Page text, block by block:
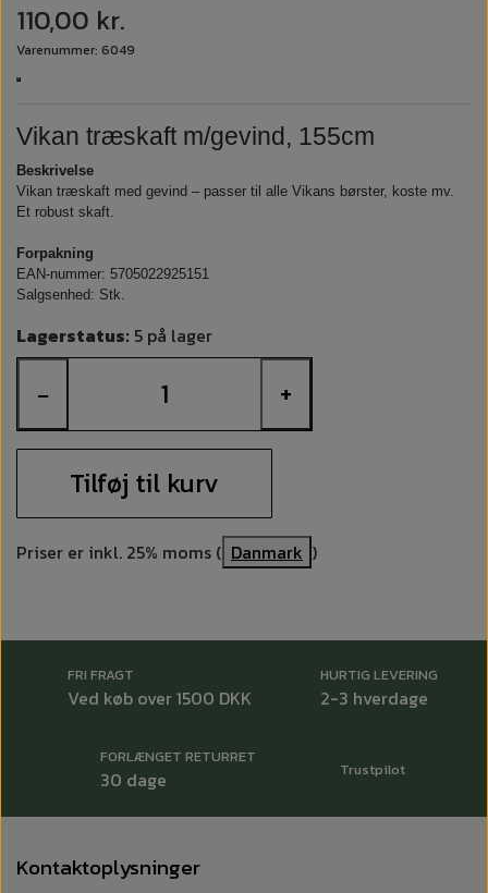
110,00 kr.
Varenummer: 6049
Vikan træskaft m/gevind, 155cm
Beskrivelse
Vikan træskaft med gevind – passer til alle Vikans børster, koste mv.
Et robust skaft.
Forpakning
EAN-nummer: 5705022925151
Salgsenhed: Stk.
Lagerstatus: 5 på lager
− +
Tilføj til kurv
Priser er inkl. 25% moms ( Danmark )
FRI FRAGT
Ved køb over 1500 DKK
HURTIG LEVERING
2-3 hverdage
FORLÆNGET RETURRET
30 dage Trustpilot
Kontaktoplysninger